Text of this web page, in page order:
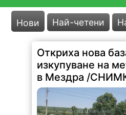
Нови Най-четени
Откриха нова
изкупуване на
в Мездра /